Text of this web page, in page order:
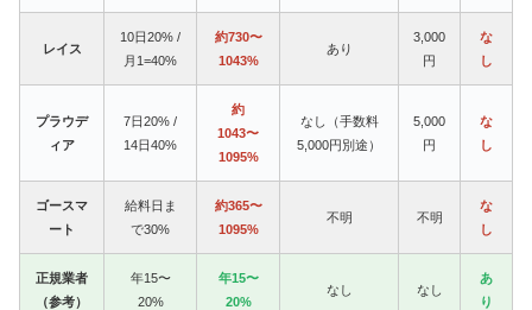
レイス
10日20% /
月1=40%
約730〜
1043%
あり
3,000
円
な
し
プラウデ
ィア
7日20% /
14日40%
約
1043〜
1095%
なし（手数料
5,000円別途）
5,000
円
な
し
ゴースマ
ート
給料日ま
で30%
約365〜
1095%
不明 不明
な
し
正規業者
（参考）
年15〜
20%
年15〜
20%
なし なし
あ
り